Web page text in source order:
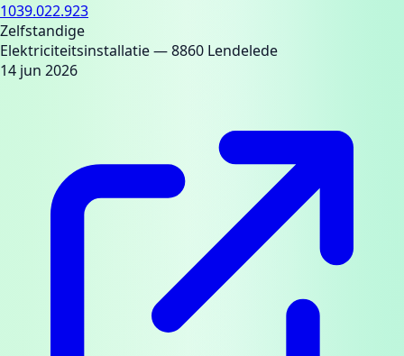
1039.022.923
Zelfstandige
Elektriciteitsinstallatie— 8860 Lendelede
14 jun 2026